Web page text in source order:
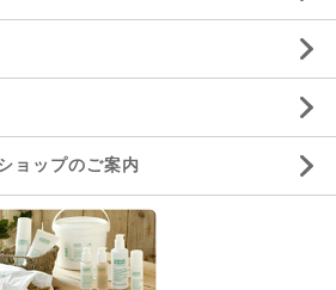
ョップのご案内